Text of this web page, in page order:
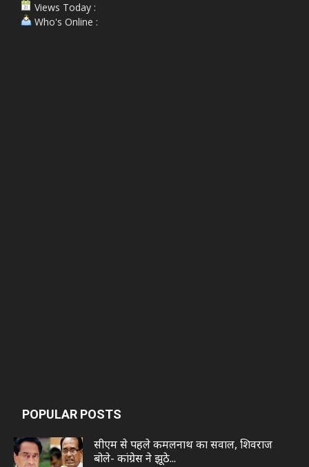
Views Today :
Who's Online :
POPULAR POSTS
सीएम से पहले कमलनाथ का सवाल, शिवराज
बोले- कांग्रेस ने झूठे...